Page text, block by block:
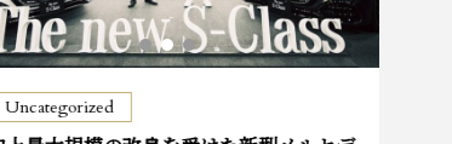
Uncategorized